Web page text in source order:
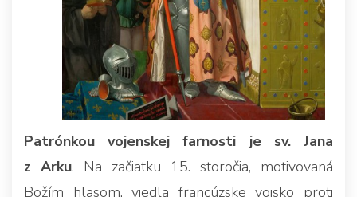
Patrónkou vojenskej farnosti je sv. Jana
z Arku. Na začiatku 15. storočia, motivovaná
Božím hlasom, viedla francúzske vojsko proti